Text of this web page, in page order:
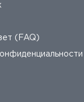
(FAQ)